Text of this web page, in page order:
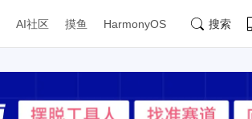
AI社区 摸鱼 HarmonyOS 搜索